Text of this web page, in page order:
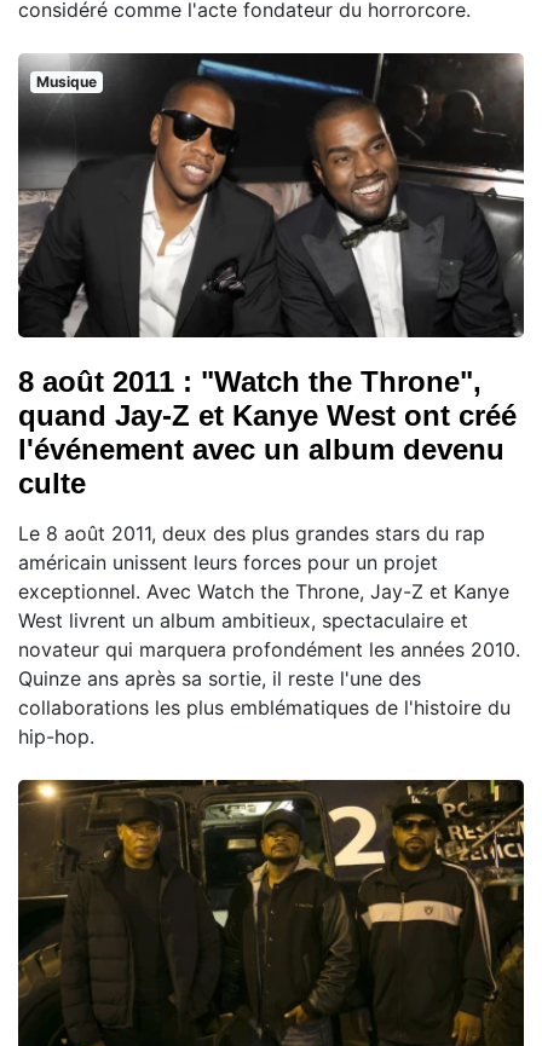
considéré comme l'acte fondateur du horrorcore.
Musique
8 août 2011 : "Watch the Throne",
quand Jay-Z et Kanye West ont créé
l'événement avec un album devenu
culte
Le 8 août 2011, deux des plus grandes stars du rap
américain unissent leurs forces pour un projet
exceptionnel. Avec Watch the Throne, Jay-Z et Kanye
West livrent un album ambitieux, spectaculaire et
novateur qui marquera profondément les années 2010.
Quinze ans après sa sortie, il reste l'une des
collaborations les plus emblématiques de l'histoire du
hip-hop.